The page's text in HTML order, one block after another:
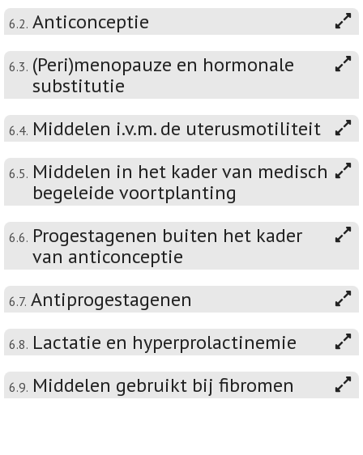
6.2. Anticonceptie
6.3. (Peri)menopauze en hormonale
substitutie
6.4. Middelen i.v.m. de uterusmotiliteit
6.5. Middelen in het kader van medisch
begeleide voortplanting
6.6. Progestagenen buiten het kader
van anticonceptie
6.7. Antiprogestagenen
6.8. Lactatie en hyperprolactinemie
6.9. Middelen gebruikt bij fibromen